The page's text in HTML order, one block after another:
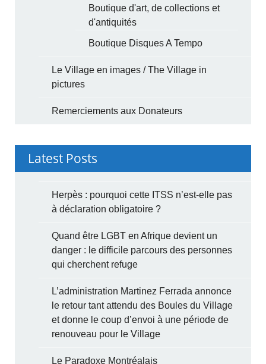
Boutique d'art, de collections et
d'antiquités
Boutique Disques A Tempo
Le Village en images / The Village in
pictures
Remerciements aux Donateurs
Latest Posts
Herpès : pourquoi cette ITSS n’est-elle pas
à déclaration obligatoire ?
Quand être LGBT en Afrique devient un
danger : le difficile parcours des personnes
qui cherchent refuge
L’administration Martinez Ferrada annonce
le retour tant attendu des Boules du Village
et donne le coup d’envoi à une période de
renouveau pour le Village
Le Paradoxe Montréalais